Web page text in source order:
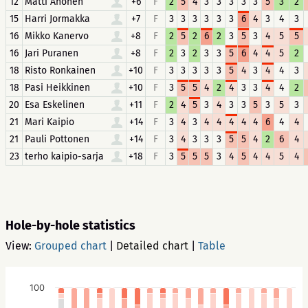
15 Harri Jormakka +7 F 3 3 3 3 3 3 6 4 3 4
3
16 Mikko Kanervo +8 F 2 5 2 6 2 3 5 3 4 5
5
16 Jari Puranen +8 F 2 3 2 3 3 5 6 4 4 5
2
18 Risto Ronkainen +10 F 3 3 3 3 3 5 4 3 4 4
3
18 Pasi Heikkinen +10 F 3 5 5 4 2 4 3 3 4 4
2
20 Esa Eskelinen +11 F 2 4 5 3 4 3 3 5 3 5
3
21
Mari Kaipio +14 F 3 4 3 4 4 4 4 4 6 4
4
21
Pauli Pottonen +14 F 3 4 3 3 3 5 5 4 2 6
4
23 terho kaipio-sarja +18 F 3 5 5 5 3 4 5 4 4 5 4
Hole-by-hole statistics
View: Grouped chart Detailed chart Table
100